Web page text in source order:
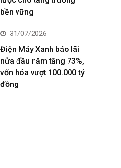
bền vững
31/07/2026
Điện Máy Xanh báo lãi
nửa đầu năm tăng 73%,
vốn hóa vượt 100.000 tỷ
đồng